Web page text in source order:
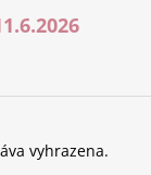
vyhrazena.